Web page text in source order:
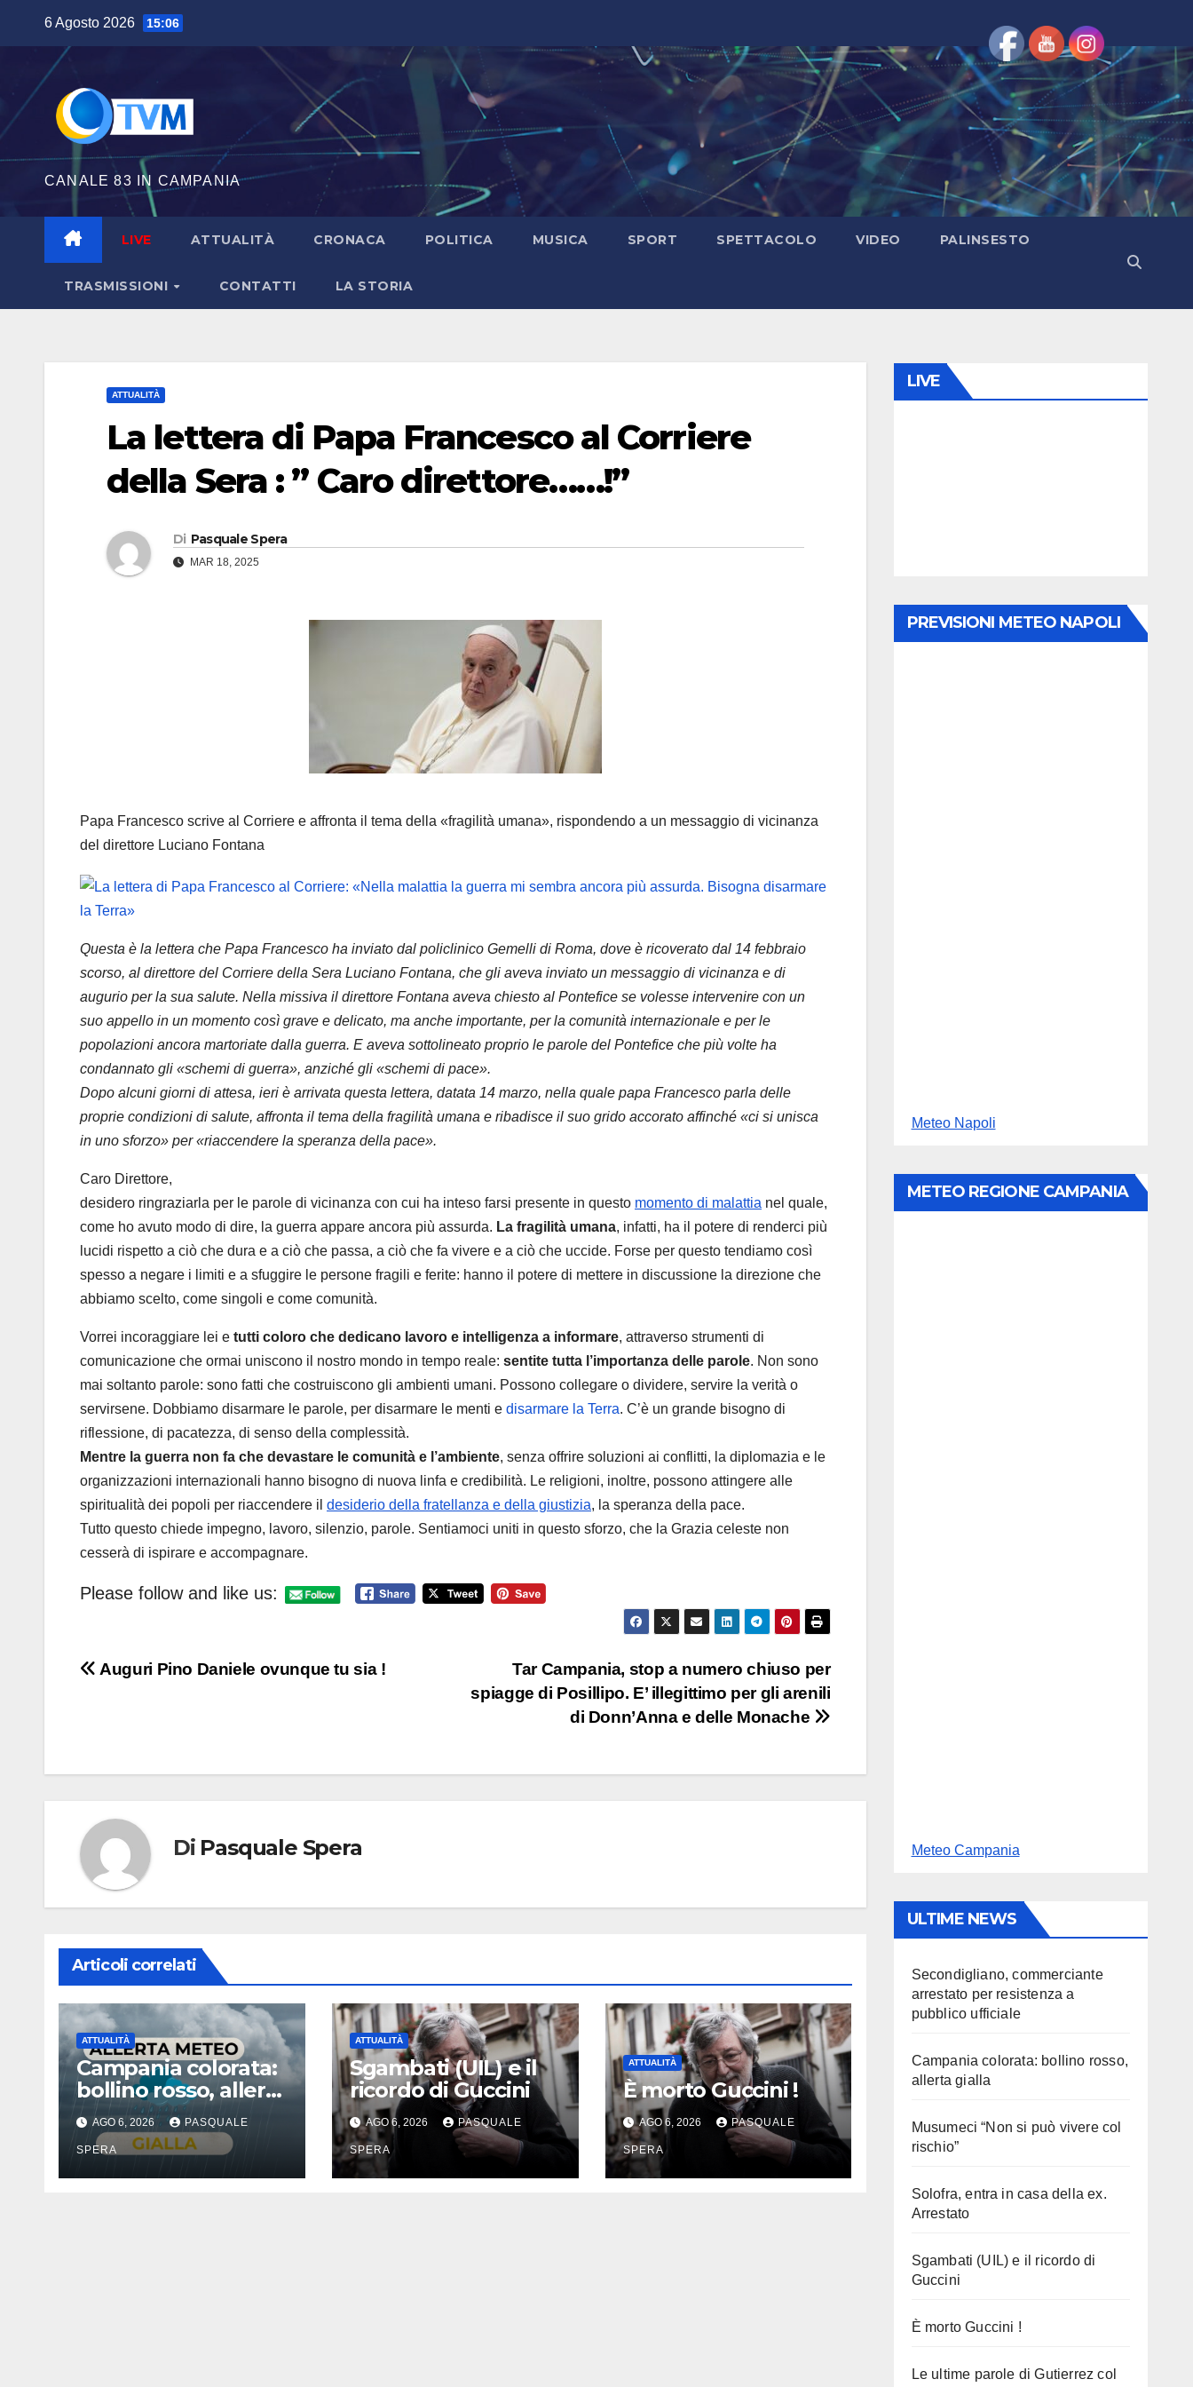
contenuto
6 Agosto 2026 15:06
CANALE 83 IN CAMPANIA
LIVE ATTUALITÀ CRONACA POLITICA MUSICA SPORT SPETTACOLO VIDEO PALINSESTO
TRASMISSIONI CONTATTI LA STORIA
ATTUALITÀ
La lettera di Papa Francesco al Corriere
della Sera : ” Caro direttore……!”
Di Pasquale Spera
MAR 18, 2025
Papa Francesco scrive al Corriere e affronta il tema della «fragilità umana», rispondendo a un messaggio di vicinanza
del direttore Luciano Fontana
Questa è la lettera che Papa Francesco ha inviato dal policlinico Gemelli di Roma, dove è ricoverato dal 14 febbraio
scorso, al direttore del Corriere della Sera Luciano Fontana, che gli aveva inviato un messaggio di vicinanza e di
augurio per la sua salute. Nella missiva il direttore Fontana aveva chiesto al Pontefice se volesse intervenire con un
suo appello in un momento così grave e delicato, ma anche importante, per la comunità internazionale e per le
popolazioni ancora martoriate dalla guerra. E aveva sottolineato proprio le parole del Pontefice che più volte ha
condannato gli «schemi di guerra», anziché gli «schemi di pace».
Dopo alcuni giorni di attesa, ieri è arrivata questa lettera, datata 14 marzo, nella quale papa Francesco parla delle
proprie condizioni di salute, affronta il tema della fragilità umana e ribadisce il suo grido accorato affinché «ci si unisca
in uno sforzo» per «riaccendere la speranza della pace».
Caro Direttore,
desidero ringraziarla per le parole di vicinanza con cui ha inteso farsi presente in questo momento di malattia nel quale,
come ho avuto modo di dire, la guerra appare ancora più assurda. La fragilità umana, infatti, ha il potere di renderci più
lucidi rispetto a ciò che dura e a ciò che passa, a ciò che fa vivere e a ciò che uccide. Forse per questo tendiamo così
spesso a negare i limiti e a sfuggire le persone fragili e ferite: hanno il potere di mettere in discussione la direzione che
abbiamo scelto, come singoli e come comunità.
Vorrei incoraggiare lei e tutti coloro che dedicano lavoro e intelligenza a informare, attraverso strumenti di
comunicazione che ormai uniscono il nostro mondo in tempo reale: sentite tutta l’importanza delle parole. Non sono
mai soltanto parole: sono fatti che costruiscono gli ambienti umani. Possono collegare o dividere, servire la verità o
servirsene. Dobbiamo disarmare le parole, per disarmare le menti e disarmare la Terra. C’è un grande bisogno di
riflessione, di pacatezza, di senso della complessità.
Mentre la guerra non fa che devastare le comunità e l’ambiente, senza offrire soluzioni ai conflitti, la diplomazia e le
organizzazioni internazionali hanno bisogno di nuova linfa e credibilità. Le religioni, inoltre, possono attingere alle
spiritualità dei popoli per riaccendere il desiderio della fratellanza e della giustizia, la speranza della pace.
Tutto questo chiede impegno, lavoro, silenzio, parole. Sentiamoci uniti in questo sforzo, che la Grazia celeste non
cesserà di ispirare e accompagnare.
Please follow and like us:
Navigazione
Tar Campania, stop a numero chiuso per
spiagge di Posillipo. E’ illegittimo per gli arenili
di Donn’Anna e delle Monache
Auguri Pino Daniele ovunque tu sia !
Di Pasquale Spera
Articoli correlati
ATTUALITÀ
Campania colorata:
bollino rosso, allerta
gialla
AGO 6, 2026 PASQUALE
SPERA
ATTUALITÀ
Sgambati (UIL) e il
ricordo di Guccini
AGO 6, 2026 PASQUALE
SPERA
ATTUALITÀ
È morto Guccini !
AGO 6, 2026 PASQUALE
SPERA
LIVE
PREVISIONI METEO NAPOLI
Meteo Napoli
METEO REGIONE CAMPANIA
Meteo Campania
ULTIME NEWS
Secondigliano, commerciante
arrestato per resistenza a
pubblico ufficiale
Campania colorata: bollino rosso,
allerta gialla
Musumeci “Non si può vivere col
rischio”
Solofra, entra in casa della ex.
Arrestato
Sgambati (UIL) e il ricordo di
Guccini
È morto Guccini !
Le ultime parole di Gutierrez col